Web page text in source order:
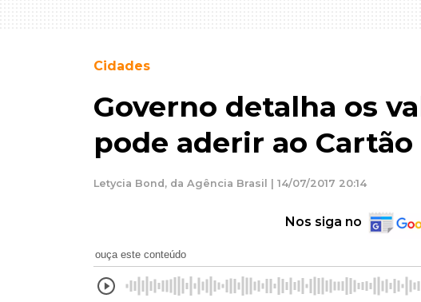
Cidades
Governo detalha os
pode aderir ao
Letycia Bond, da Agência Brasil | 14/07/2017 20:14
Nos siga no
ouça este conteúdo